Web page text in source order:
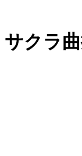
サクラ